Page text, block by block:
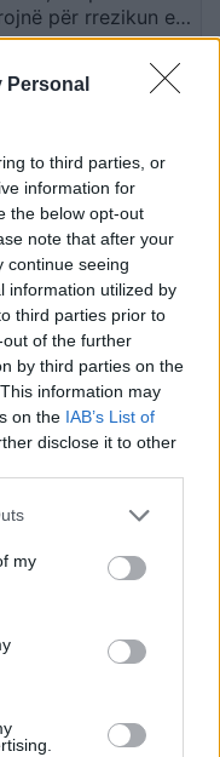
Personal
to third parties, or
information for
the below opt-out
note that after your
continue seeing
information utilized by
third parties prior to
of the further
by third parties on the
information may
on the IAB’s List of
disclose it to other
my
për rrezikun e
e zhvillimit të
for Spain|Esim